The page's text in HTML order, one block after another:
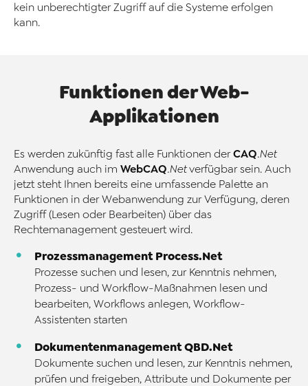
kein unberechtigter Zugriff auf die Systeme erfolgen
kann.
Funktionen der Web-
Applikationen
Es werden zukünftig fast alle Funktionen derCAQ.Net
Anwendung auch im WebCAQ.Netverfügbar sein. Auch
jetzt steht Ihnen bereits eine umfassende Palette an
Funktionen in der Webanwendung zur Verfügung, deren
Zugriff (Lesen oder Bearbeiten) über das
Rechtemanagement gesteuert wird.
Prozessmanagement Process.Net
Prozesse suchen und lesen, zur Kenntnis nehmen,
Prozess- und Workflow-Maßnahmen lesen und
bearbeiten, Workflows anlegen, Workflow-
Assistenten starten
Dokumentenmanagement QBD.Net
Dokumente suchen und lesen, zur Kenntnis nehmen,
prüfen und freigeben, Attribute und Dokumente per